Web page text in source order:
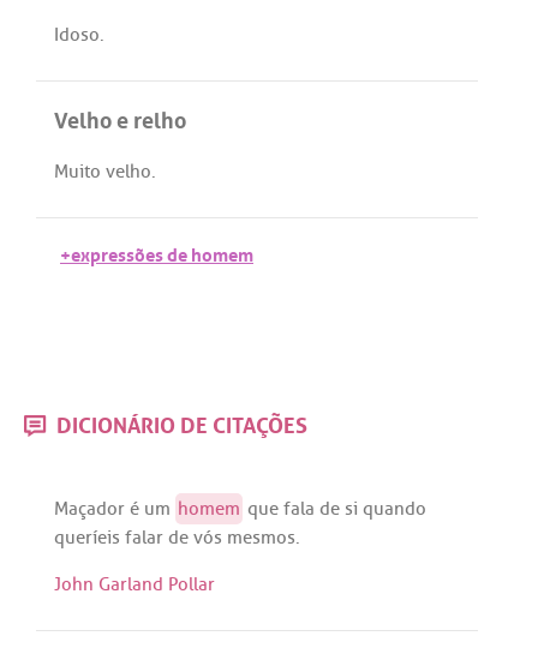
Idoso.
Velho e relho
Muito velho.
+expressões de homem
DICIONÁRIO DE CITAÇÕES
Maçador é um homem que fala de si quando
queríeis falar de vós mesmos.
John Garland Pollar